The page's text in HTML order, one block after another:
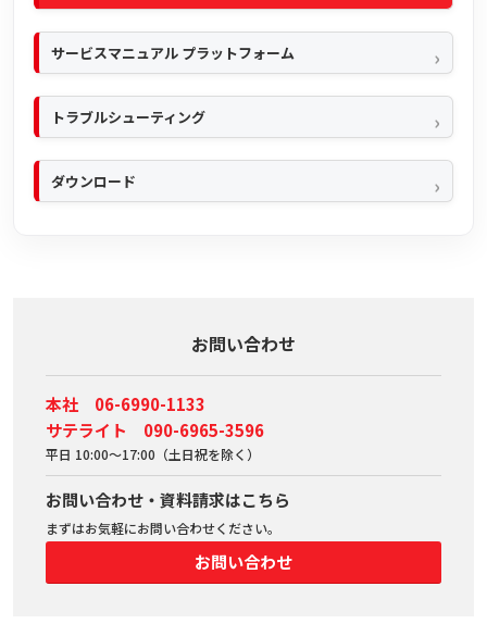
サービスマニュアル プラットフォーム
トラブルシューティング
ダウンロード
お問い合わせ
本社 06-6990-1133
サテライト 090-6965-3596
平日 10:00～17:00（土日祝を除く）
お問い合わせ・資料請求はこちら
まずはお気軽にお問い合わせください。
お問い合わせ